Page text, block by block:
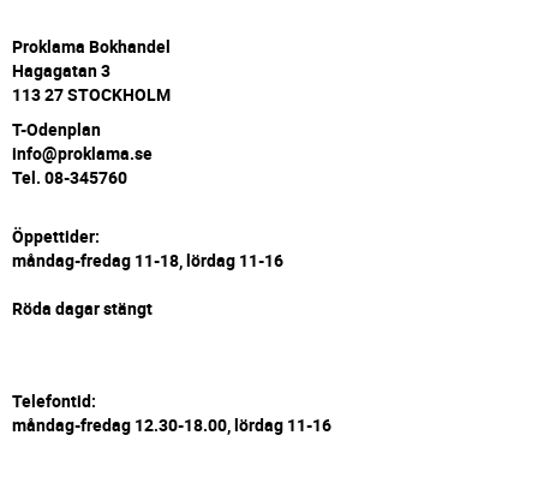
Proklama Bokhandel
Hagagatan 3
113 27 STOCKHOLM
T-Odenplan
info@proklama.se
Tel. 08-345760
Öppettider:
måndag-fredag 11-18, lördag 11-16
Röda dagar stängt
Telefontid:
måndag-fredag 12.30-18.00, lördag 11-16